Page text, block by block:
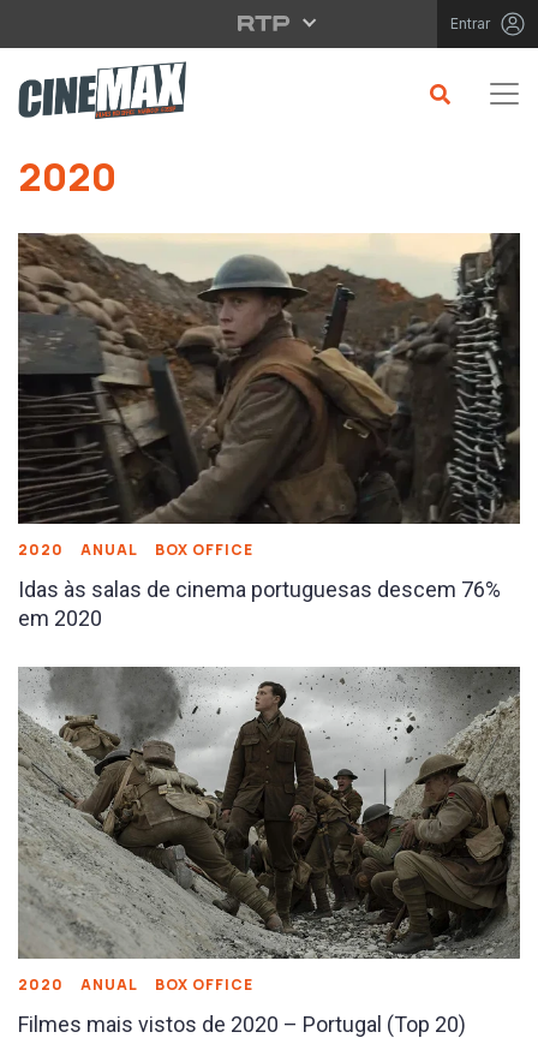
Saltar para o conteúdo principal Entrar
2020
2020 ANUAL BOX OFFICE
Idas às salas de cinema portuguesas descem 76%
em 2020
2020 ANUAL BOX OFFICE
Filmes mais vistos de 2020 – Portugal (Top 20)